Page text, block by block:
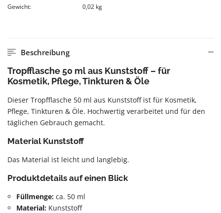
Gewicht:
0,02 kg
Beschreibung
Tropfflasche 50 ml aus Kunststoff – für
Kosmetik, Pflege, Tinkturen & Öle
Dieser Tropfflasche 50 ml aus Kunststoff ist für Kosmetik,
Pflege, Tinkturen & Öle. Hochwertig verarbeitet und für den
täglichen Gebrauch gemacht.
Material Kunststoff
Das Material ist leicht und langlebig.
Produktdetails auf einen Blick
Füllmenge: ca. 50 ml
Material: Kunststoff